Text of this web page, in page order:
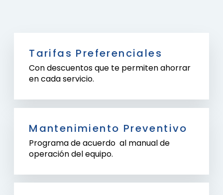
Tarifas Preferenciales
Con descuentos que te permiten ahorrar
en cada servicio.
Mantenimiento Preventivo
Programa de acuerdo al manual de
operación del equipo.